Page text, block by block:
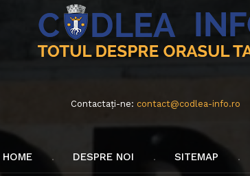
Contactați-ne: contact@codlea-info.ro
HOME DESPRE NOI SITEMAP